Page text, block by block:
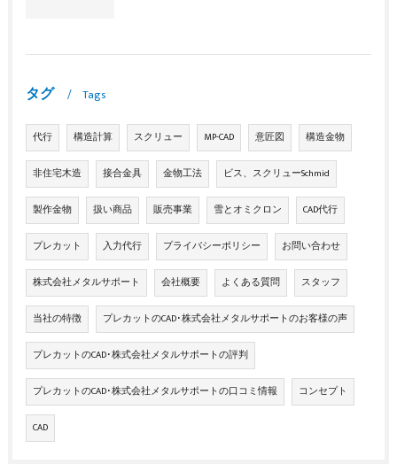
タグ Tags
代行 構造計算 スクリュー MP-CAD 意匠図 構造金物
非住宅木造 接合金具 金物工法 ビス、スクリューSchmid
製作金物 扱い商品 販売事業 雪とオミクロン CAD代行
プレカット 入力代行 プライバシーポリシー お問い合わせ
株式会社メタルサポート 会社概要 よくある質問 スタッフ
当社の特徴 プレカットのCAD･株式会社メタルサポートのお客様の声
プレカットのCAD･株式会社メタルサポートの評判
プレカットのCAD･株式会社メタルサポートの口コミ情報 コンセプト
CAD